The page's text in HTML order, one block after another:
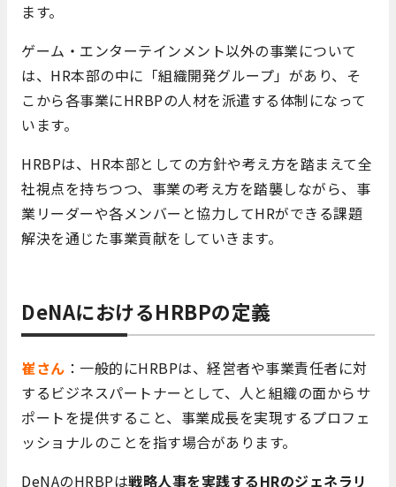
ます。
ゲーム・エンターテインメント以外の事業について
は、HR本部の中に「組織開発グループ」があり、そ
こから各事業にHRBPの人材を派遣する体制になって
います。
HRBPは、HR本部としての方針や考え方を踏まえて全
社視点を持ちつつ、事業の考え方を踏襲しながら、事
業リーダーや各メンバーと協力してHRができる課題
解決を通じた事業貢献をしていきます。
DeNAにおけるHRBPの定義
崔さん ：一般的にHRBPは、経営者や事業責任者に対
するビジネスパートナーとして、人と組織の面からサ
ポートを提供すること、事業成長を実現するプロフェ
ッショナルのことを指す場合があります。
DeNAのHRBPは戦略人事を実践するHRのジェネラリ